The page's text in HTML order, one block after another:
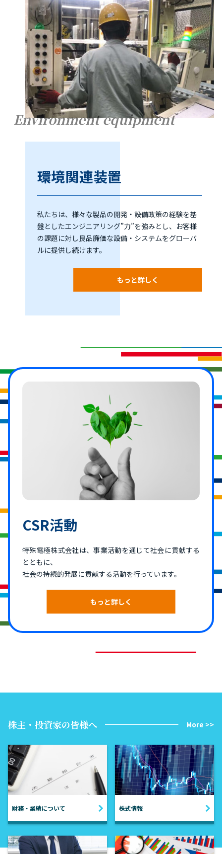
Environment equipment
環境関連装置
私たちは、様々な製品の開発・設備政策の経験を基
盤としたエンジニアリング”力”を強みとし、お客様
の課題に対し良品廉価な設備・システムをグローバ
ルに提供し続けます。
もっと詳しく
CSR活動
特殊電極株式会社は、事業活動を通じて社会に貢献する
とともに、
社会の持続的発展に貢献する活動を行っています。
もっと詳しく
株主・投資家の皆様へ More >>
財務・業績について 株式情報